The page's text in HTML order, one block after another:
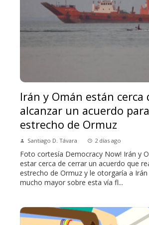
Irán y Omán están cerca
alcanzar un acuerdo
estrecho de Ormuz
Santiago D. Távara 2 días ago
Foto cortesía Democracy Now! Irán y
estar cerca de cerrar un acuerdo que
estrecho de Ormuz y le otorgaría a
mucho mayor sobre esta vía fl...